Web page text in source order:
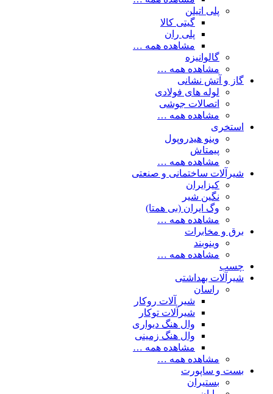
پلی اتیلن
گیتی کالا
پلی ران
مشاهده همه …
گالوانیزه
مشاهده همه …
گاز و آتش نشانی
لوله های فولادی
اتصالات جوشی
مشاهده همه …
استخری
وینو هیدروپول
پیمتاش
مشاهده همه …
شیرآلات ساختمانی و صنعتی
کیزایران
نگین شیر
وگ ایران (بی همتا)
مشاهده همه …
برق و مخابرات
وینوبند
مشاهده همه …
چسب
شیرآلات بهداشتی
راسان
شیر آلات روکار
شیرآلات توکار
وال هنگ دیواری
وال هنگ زمینی
مشاهده همه …
مشاهده همه …
بست و ساپورت
بستیران